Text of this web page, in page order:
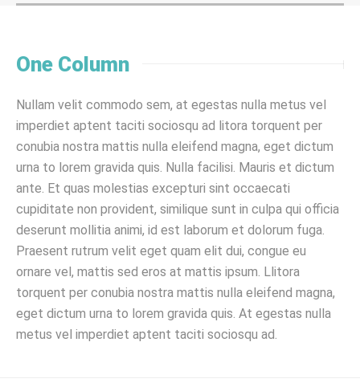
One Column
Nullam velit commodo sem, at egestas nulla metus vel
imperdiet aptent taciti sociosqu ad litora torquent per
conubia nostra mattis nulla eleifend magna, eget dictum
urna to lorem gravida quis. Nulla facilisi. Mauris et dictum
ante. Et quas molestias excepturi sint occaecati
cupiditate non provident, similique sunt in culpa qui officia
deserunt mollitia animi, id est laborum et dolorum fuga.
Praesent rutrum velit eget quam elit dui, congue eu
ornare vel, mattis sed eros at mattis ipsum. Llitora
torquent per conubia nostra mattis nulla eleifend magna,
eget dictum urna to lorem gravida quis. At egestas nulla
metus vel imperdiet aptent taciti sociosqu ad.